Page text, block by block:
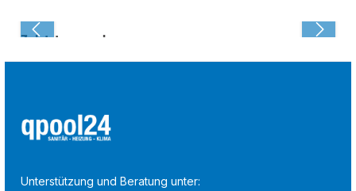
Zuletzt angesehen:
Unterstützung und Beratung unter: